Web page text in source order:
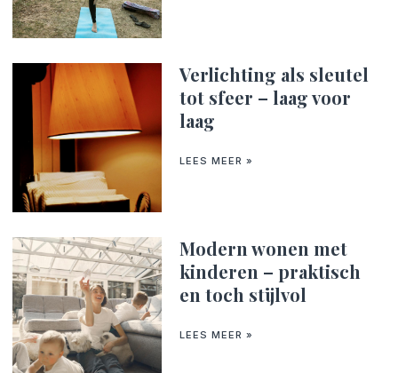
Verlichting als sleutel
tot sfeer – laag voor
laag
LEES MEER »
Modern wonen met
kinderen – praktisch
en toch stijlvol
LEES MEER »